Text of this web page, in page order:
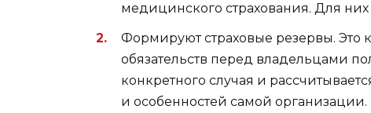
медицинского страхования. Для них
Формируют страховые резервы. Это
обязательств перед владельцами
конкретного случая и
и особенностей самой организации.